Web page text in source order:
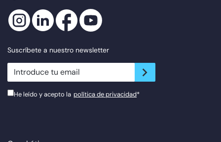
Suscríbete a nuestro newsletter
newsletter.suscribe
He leído y acepto la política de privacidad*